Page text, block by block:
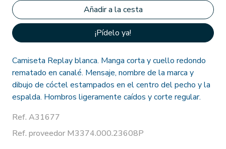
¡Pídelo ya!
Camiseta Replay blanca. Manga corta y cuello redondo
rematado en canalé. Mensaje, nombre de la marca y
dibujo de cóctel estampados en el centro del pecho y la
espalda. Hombros ligeramente caídos y corte regular.
Ref. A31677
Ref. proveedor M3374.000.23608P